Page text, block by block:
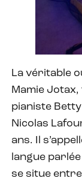
La véritable
Mamie
pianiste
Nicolas
ans. Il
langue
se situe entre